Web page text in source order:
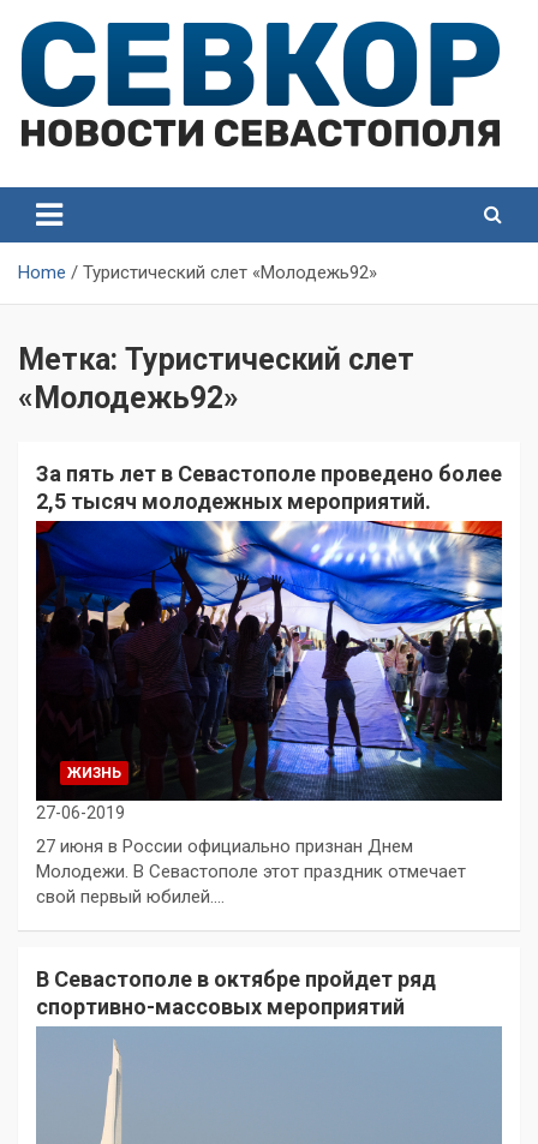
content
Севастополя
Севастополя
Home Туристический слет «Молодежь92»
Метка: Туристический слет
«Молодежь92»
За пять лет в Севастополе проведено более
2,5 тысяч молодежных мероприятий.
ЖИЗНЬ
27-06-2019
27 июня в России официально признан Днем
Молодежи. В Севастополе этот праздник отмечает
свой первый юбилей.…
В Севастополе в октябре пройдет ряд
спортивно-массовых мероприятий